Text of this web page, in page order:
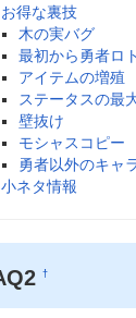
お得な裏技
木の実バグ
最初から勇者ロト
アイテムの増殖
ステータスの最
壁抜け
モシャスコピー
勇者以外のキャ
小ネタ情報
†